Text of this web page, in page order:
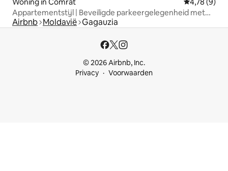
Appartementstijl | Beveiligde parkeergelegenheid met
omheining en wifi
Airbnb Moldavië Gagauzia
© 2026 Airbnb, Inc.
Privacy
Voorwaarden